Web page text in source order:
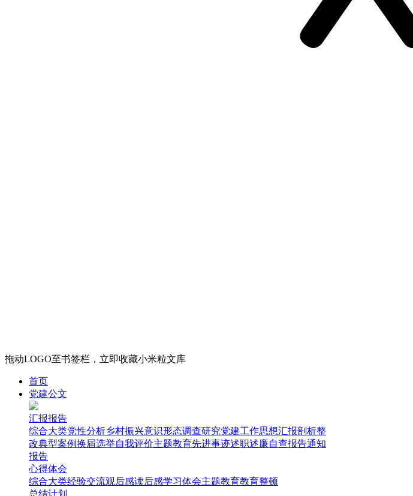
拖动LOGO至书签栏，立即收藏小米粒文库
首页
党建公文
汇报报告
综合大类党性分析乡村振兴意识形态调查研究党建工作思想汇报剖析整
改典型案例换届选举自我评价主题教育先进事迹述职述廉自查报告通知
报告
心得体会
综合大类经验交流观后感读后感学习体会主题教育教育整顿
总结计划